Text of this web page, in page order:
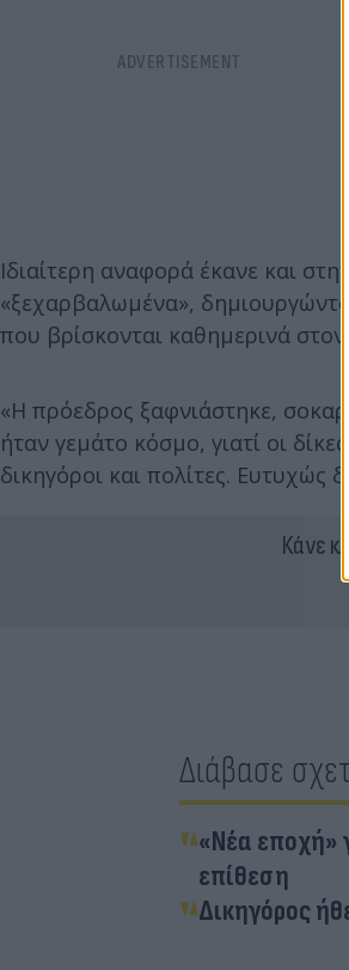
Ιδιαίτερη αναφορά έκανε και
«ξεχαρβαλωμένα»,
που βρίσκονται καθημερινά στον
«Η πρόεδρος ξαφνιάστηκε,
ήταν γεμάτο κόσμο, γιατί οι
δικηγόροι και πολίτες. Ευτυχώς
Κάνε
Διάβασε
«Νέα εποχή»
επίθεση
Δικηγόρος